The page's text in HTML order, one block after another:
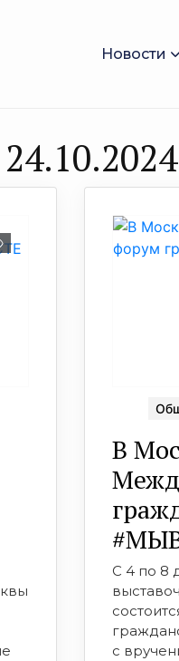
Новости
В
C 4 по 8
с